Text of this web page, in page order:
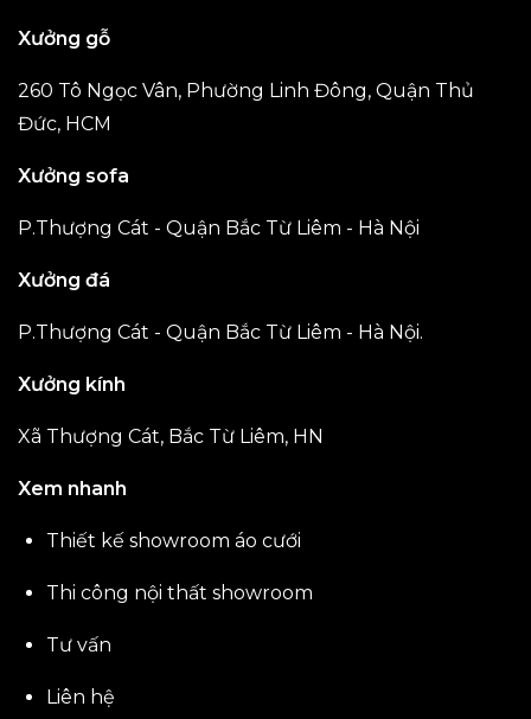
Xưởng gỗ
260 Tô Ngọc Vân, Phường Linh Đông, Quận Thủ
Đức, HCM
Xưởng sofa
P.Thượng Cát - Quận Bắc Từ Liêm - Hà Nội
Xưởng đá
P.Thượng Cát - Quận Bắc Từ Liêm - Hà Nội.
Xưởng kính
Xã Thượng Cát, Bắc Từ Liêm, HN
Xem nhanh
Thiết kế showroom áo cưới
Thi công nội thất showroom
Tư vấn
Liên hệ